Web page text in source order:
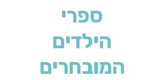
ספרי
הילדים
המובחרים